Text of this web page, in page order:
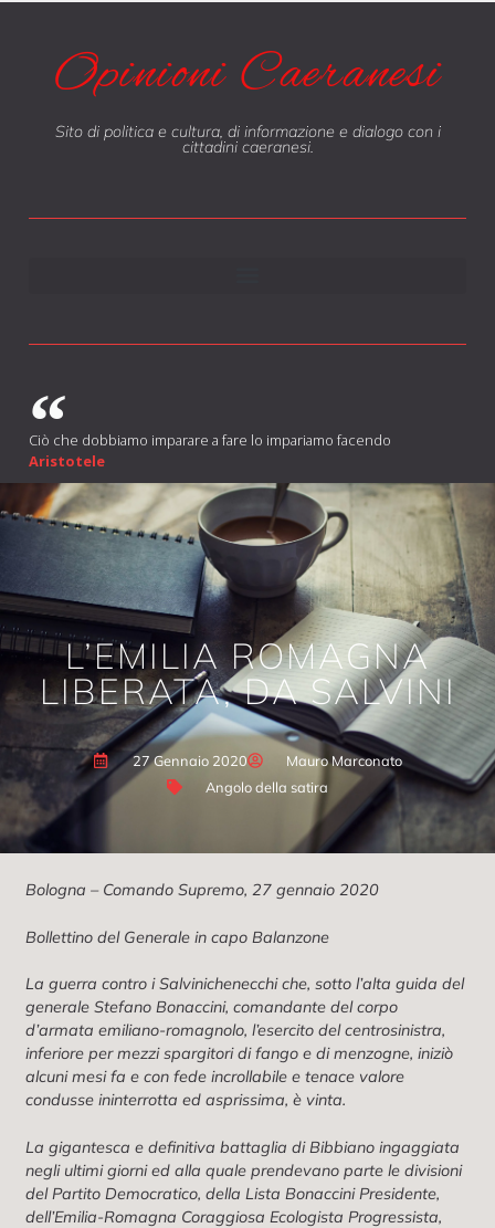
Opinioni Caeranesi
Sito di politica e cultura, di informazione e dialogo con i
cittadini caeranesi.
Ciò che dobbiamo imparare a fare lo impariamo facendo
Aristotele
L’EMILIA ROMAGNA
LIBERATA, DA SALVINI
27 Gennaio 2020
Mauro Marconato
Angolo della satira
Bologna – Comando Supremo, 27 gennaio 2020
Bollettino del Generale in capo Balanzone
La guerra contro i Salvinichenecchi che, sotto l’alta guida del
generale Stefano Bonaccini, comandante del corpo
d’armata emiliano-romagnolo, l’esercito del centrosinistra,
inferiore per mezzi spargitori di fango e di menzogne, iniziò
alcuni mesi fa e con fede incrollabile e tenace valore
condusse ininterrotta ed asprissima, è vinta.
La gigantesca e definitiva battaglia di Bibbiano ingaggiata
negli ultimi giorni ed alla quale prendevano parte le divisioni
del Partito Democratico, della Lista Bonaccini Presidente,
dell’Emilia-Romagna Coraggiosa Ecologista Progressista,